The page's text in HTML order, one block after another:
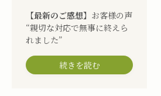
【最新のご感想】 お客様の声
“親切な対応で無事に終えら
れました”
続きを読む